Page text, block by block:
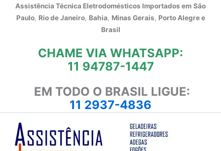
Assistência Técnica Eletrodomésticos Importados em São
Paulo, Rio de Janeiro, Bahia, Minas Gerais, Porto Alegre e
Brasil
CHAME VIA WHATSAPP:
11 94787-1447
EM TODO O BRASIL LIGUE:
11 2937-4836